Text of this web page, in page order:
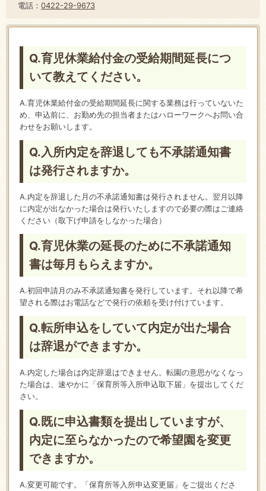
電話： 0422-29-9673
Q.育児休業給付金の受給期間延長につ
いて教えてください。
A.育児休業給付金の受給期間延長に関する業務は行っていないた
め、申込前に、お勤め先の担当者またはハローワークへお問い合
わせをお願いします。
Q.入所内定を辞退しても不承諾通知書
は発行されますか。
A.内定を辞退した月の不承諾通知書は発行されません。翌月以降
に内定が出なかった場合は発行いたしますので必要の際はご連絡
ください（取下げ申請をしなかった場合）
Q.育児休業の延長のために不承諾通知
書は毎月もらえますか。
A.初回申請月のみ不承諾通知書を発行しています。それ以降で希
望される際はお電話などで発行の依頼を受け付けています。
Q.転所申込をしていて内定が出た場合
は辞退ができますか。
A.内定した場合は内定辞退はできません。転園の意思がなくなっ
た場合は、速やかに「保育所等入所申込取下届」を提出してくだ
さい。
Q.既に申込書類を提出していますが、
内定に至らなかったので希望園を変更
できますか。
A.変更可能です。「保育所等入所申込変更届」をご提出くださ